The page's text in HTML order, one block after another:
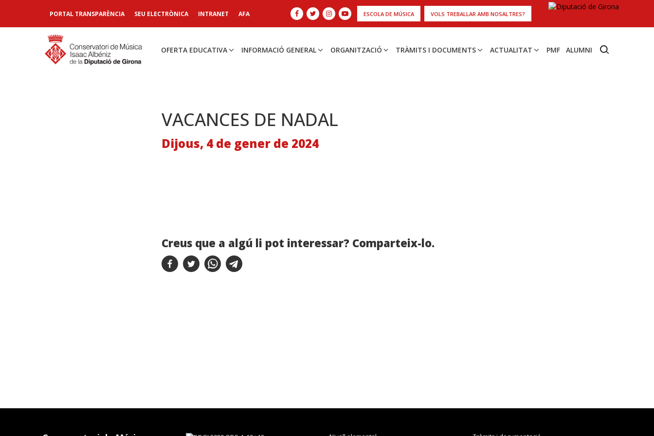
PORTAL TRANSPARÈNCIA SEU ELECTRÒNICA INTRANET AFA ESCOLA DE MÚSICA VOLS TREBALLAR AMB NOSALTRES?
OFERTA EDUCATIVA INFORMACIÓ GENERAL ORGANITZACIÓ TRÀMITS I DOCUMENTS ACTUALITAT PMF ALUMNI
VACANCES DE NADAL
Dijous, 4 de gener de 2024
Creus que a algú li pot interessar? Comparteix-lo.